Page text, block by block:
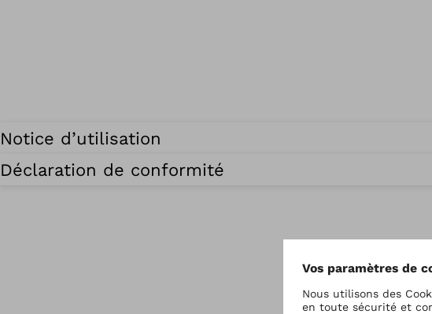
Notice d’utilisation
Déclaration de conformité